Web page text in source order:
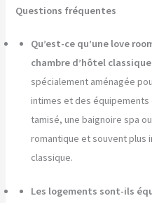
Questions fréquentes
Qu’est-ce qu’une love
chambre d’hôtel classique
spécialement aménagée
intimes et des
tamisé, une baignoire spa
romantique et souvent plus
classique.
Les logements sont-ils